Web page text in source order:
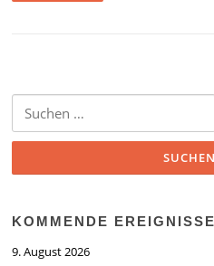
nach:
KOMMENDE EREIGNISSE
9. August 2026